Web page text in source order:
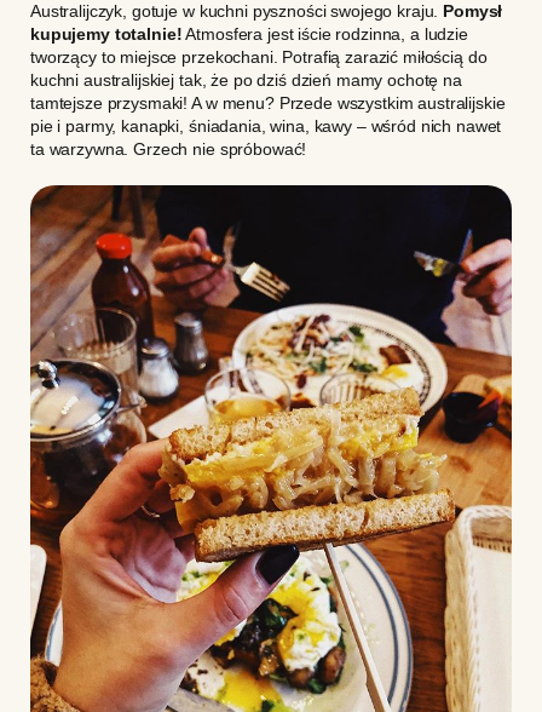
Australijczyk, gotuje w kuchni pyszności swojego kraju. Pomysł
kupujemy totalnie!Atmosfera jest iście rodzinna, a ludzie
tworzący to miejsce przekochani. Potrafią zarazić miłością do
kuchni australijskiej tak, że po dziś dzień mamy ochotę na
tamtejsze przysmaki! A w menu? Przede wszystkim australijskie
pie i parmy, kanapki, śniadania, wina, kawy – wśród nich nawet
ta warzywna. Grzech nie spróbować!